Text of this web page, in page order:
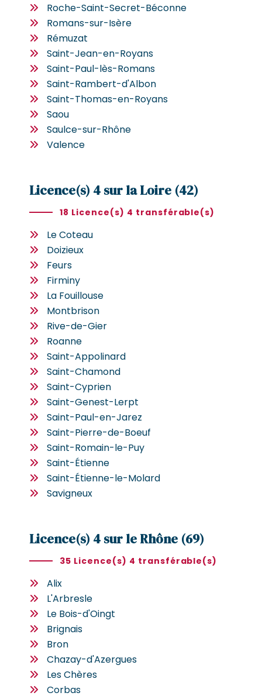
Roche-Saint-Secret-Béconne
Romans-sur-Isère
Rémuzat
Saint-Jean-en-Royans
Saint-Paul-lès-Romans
Saint-Rambert-d'Albon
Saint-Thomas-en-Royans
Saou
Saulce-sur-Rhône
Valence
Licence(s) 4 sur la Loire (42)
18 Licence(s) 4 transférable(s)
Le Coteau
Doizieux
Feurs
Firminy
La Fouillouse
Montbrison
Rive-de-Gier
Roanne
Saint-Appolinard
Saint-Chamond
Saint-Cyprien
Saint-Genest-Lerpt
Saint-Paul-en-Jarez
Saint-Pierre-de-Boeuf
Saint-Romain-le-Puy
Saint-Étienne
Saint-Étienne-le-Molard
Savigneux
Licence(s) 4 sur le Rhône (69)
35 Licence(s) 4 transférable(s)
Alix
L'Arbresle
Le Bois-d'Oingt
Brignais
Bron
Chazay-d'Azergues
Les Chères
Corbas